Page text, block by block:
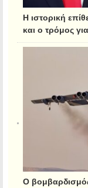
Η ιστορική
και ο τρόμος
Ο